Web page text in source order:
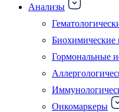
Анализы
Биохимические
Гормональные
Онкомаркеры